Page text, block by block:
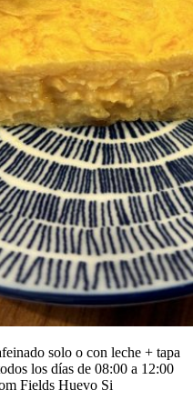
solo o con leche + tapa
los días de 08:00 a 12:00
Fields Huevo Si